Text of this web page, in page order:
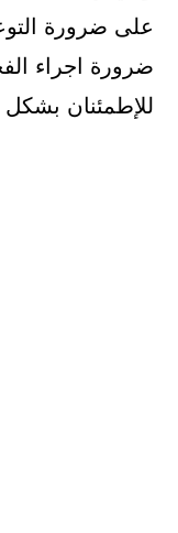
على ضرورة
ضرورة اجراء
للإطمئنان